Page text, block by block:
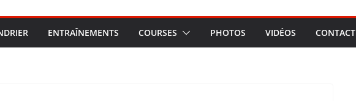
ENTRAÎNEMENTS COURSES PHOTOS VIDÉOS CONTACT